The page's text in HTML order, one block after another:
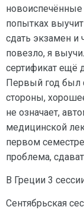
попытках
сдать экзамен и
повезло, я
сертификат ещё
Первый год был
стороны,
не означает,
медицинской
первом
проблема,
В Греции 3
Сентябрьская